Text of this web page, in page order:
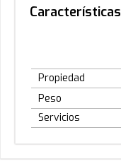
Características
Propiedad
Peso
Servicios